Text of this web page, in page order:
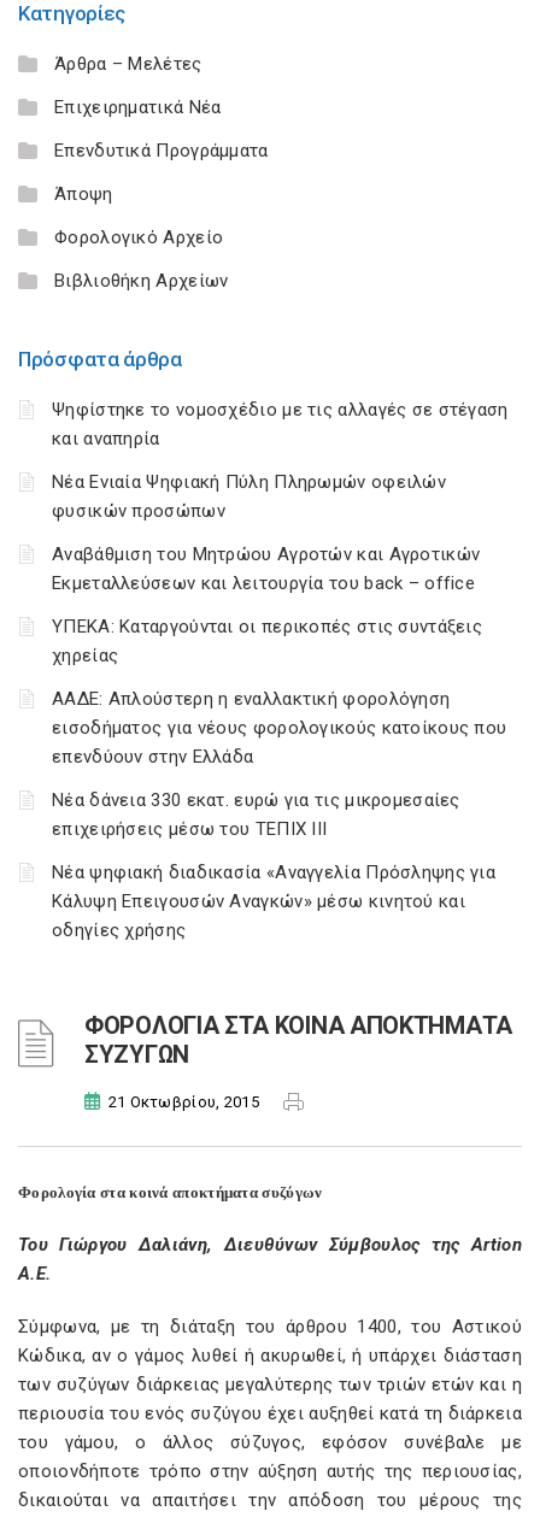
Κατηγορίες
Άρθρα – Μελέτες
Επιχειρηματικά Νέα
Επενδυτικά Προγράμματα
Άποψη
Φορολογικό Αρχείο
Βιβλιοθήκη Αρχείων
Πρόσφατα άρθρα
Ψηφίστηκε το νομοσχέδιο με τις αλλαγές σε στέγαση
και αναπηρία
Νέα Ενιαία Ψηφιακή Πύλη Πληρωμών οφειλών
φυσικών προσώπων
Αναβάθμιση του Μητρώου Αγροτών και Αγροτικών
Εκμεταλλεύσεων και λειτουργία του back – office
ΥΠΕΚΑ: Καταργούνται οι περικοπές στις συντάξεις
χηρείας
ΑΑΔΕ: Απλούστερη η εναλλακτική φορολόγηση
εισοδήματος για νέους φορολογικούς κατοίκους που
επενδύουν στην Ελλάδα
Νέα δάνεια 330 εκατ. ευρώ για τις μικρομεσαίες
επιχειρήσεις μέσω του ΤΕΠΙΧ ΙΙΙ
Νέα ψηφιακή διαδικασία «Αναγγελία Πρόσληψης για
Κάλυψη Επειγουσών Αναγκών» μέσω κινητού και
οδηγίες χρήσης
ΦΟΡΟΛΟΓΙΑ ΣΤΑ ΚΟΙΝΑ ΑΠΟΚΤΗΜΑΤΑ
ΣΥΖΥΓΩΝ
21 Οκτωβρίου, 2015
Φορολογία στα κοινά αποκτήματα συζύγων
Του Γιώργου Δαλιάνη, Διευθύνων Σύμβουλος της Artion
A.E.
Σύμφωνα, με τη διάταξη του άρθρου 1400, του Αστικού
Κώδικα, αν ο γάμος λυθεί ή ακυρωθεί, ή υπάρχει διάσταση
των συζύγων διάρκειας μεγαλύτερης των τριών ετών και η
περιουσία του ενός συζύγου έχει αυξηθεί κατά τη διάρκεια
του γάμου, ο άλλος σύζυγος, εφόσον συνέβαλε με
οποιονδήποτε τρόπο στην αύξηση αυτής της περιουσίας,
δικαιούται να απαιτήσει την απόδοση του μέρους της